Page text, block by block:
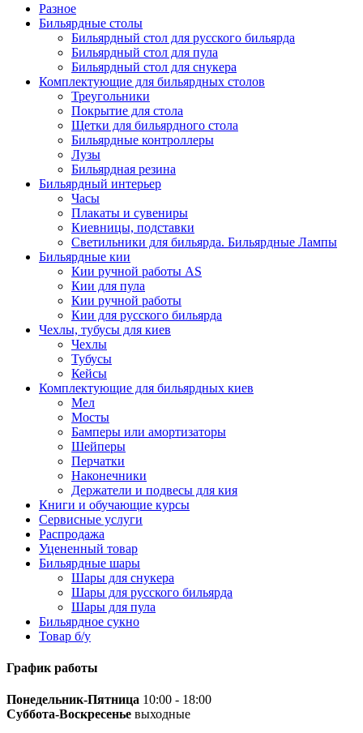
Разное
Бильярдные столы
Бильярдный стол для русского бильярда
Бильярдный стол для пула
Бильярдный стол для снукера
Комплектующие для бильярдных столов
Треугольники
Покрытие для стола
Щетки для бильярдного стола
Бильярдные контроллеры
Лузы
Бильярдная резина
Бильярдный интерьер
Часы
Плакаты и сувениры
Киевницы, подставки
Светильники для бильярда. Бильярдные Лампы
Бильярдные кии
Кии ручной работы AS
Кии для пула
Кии ручной работы
Кии для русского бильярда
Чехлы, тубусы для киев
Чехлы
Тубусы
Кейсы
Комплектующие для бильярдных киев
Мел
Мосты
Бамперы или амортизаторы
Шейперы
Перчатки
Наконечники
Держатели и подвесы для кия
Книги и обучающие курсы
Сервисные услуги
Распродажа
Уцененный товар
Бильярдные шары
Шары для снукера
Шары для русского бильярда
Шары для пула
Бильярдное сукно
Товар б/у
График работы
Понедельник-Пятница 10:00 - 18:00
Суббота-Воскресенье выходные